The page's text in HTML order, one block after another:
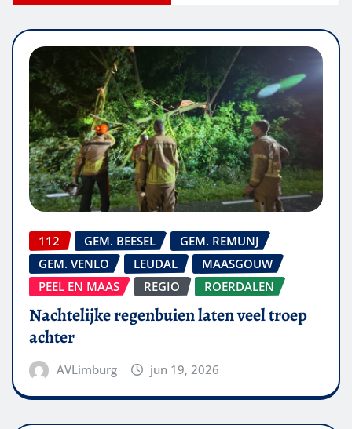
112 GEM. BEESEL
GEM. REMUNJ
GEM. VENLO
LEUDAL
MAASGOUW
PEEL EN MAAS
REGIO ROERDALEN
Nachtelijke regenbuien laten veel troep
achter
AVLimburg jun 19, 2026